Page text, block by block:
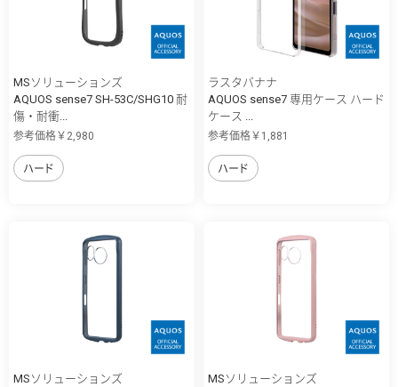
MSソリューションズ
AQUOS sense7 SH-53C/SHG10 耐
傷・耐衝...
参考価格￥2,980
ハード
ラスタバナナ
AQUOS sense7 専用ケース ハード
ケース ...
参考価格￥1,881
ハード
MSソリューションズ
MSソリューションズ